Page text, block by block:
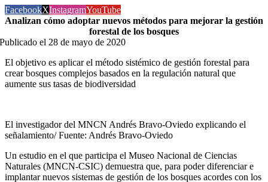
FacebookXInstagramYouTube
Analizan cómo adoptar nuevos métodos para mejorar la gestión
forestal de los bosques
Publicado el 28 de mayo de 2020
El objetivo es aplicar el método sistémico de gestión forestal para
crear bosques complejos basados en la regulación natural que
aumente sus tasas de biodiversidad
El investigador del MNCN Andrés Bravo-Oviedo explicando el
señalamiento/ Fuente: Andrés Bravo-Oviedo
Un estudio en el que participa el Museo Nacional de Ciencias
Naturales (MNCN-CSIC) demuestra que, para poder diferenciar e
implantar nuevos sistemas de gestión de los bosques acordes con los